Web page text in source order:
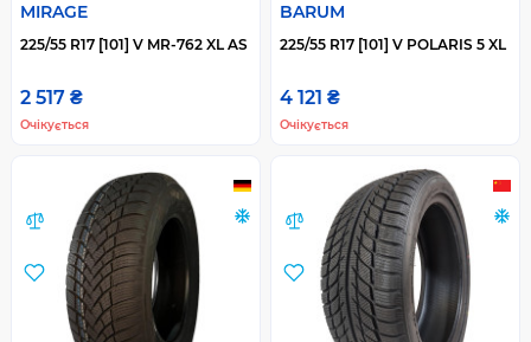
MIRAGE
225/55 R17 [101] V MR-762 XL AS
2 517 ₴
Очікується
BARUM
225/55 R17 [101] V POLARIS 5 XL
4 121 ₴
Очікується